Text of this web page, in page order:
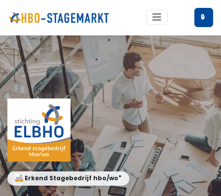
🔒
Erkend Stagebedrijf hbo/wo®